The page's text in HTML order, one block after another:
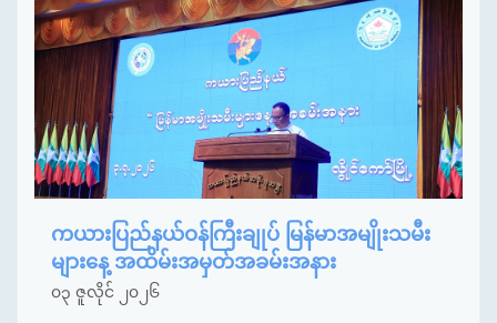
ကယားပြည်နယ်ဝန်ကြီးချုပ် မြန်မာအမျိုးသမီး
များနေ့ အထိမ်းအမှတ်အခမ်းအနား
၀၃ ဇူလိုင် ၂၀၂၆